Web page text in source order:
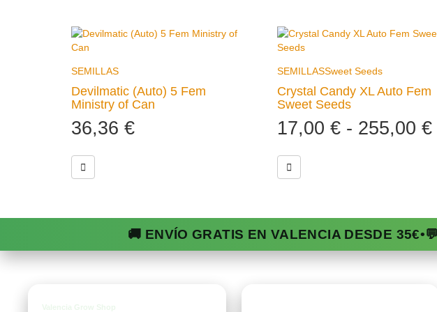
SEMILLAS
Devilmatic (Auto) 5 Fem
Ministry of Can
36,36 €
SEMILLASSweet Seeds
Crystal Candy XL Auto Fem
Sweet Seeds
17,00 € - 255,00 €
🚚 ENVÍO GRATIS EN VALENCIA DESDE 35€•